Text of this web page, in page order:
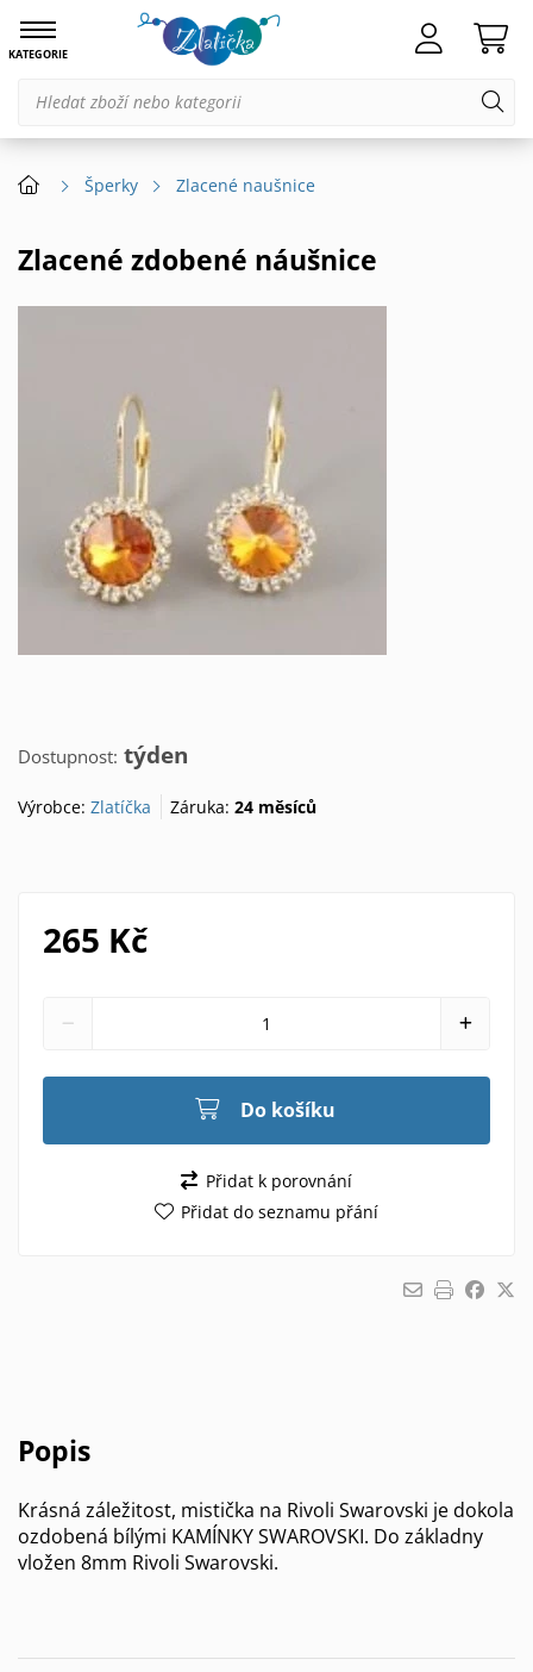
KATEGORIE
Šperky Zlacené naušnice
Zlacené zdobené náušnice
Dostupnost: týden
Výrobce: Zlatíčka Záruka:24 měsíců
265 Kč
Do košíku
Přidat k porovnání
Přidat do seznamu přání
Popis
Krásná záležitost, mistička na Rivoli Swarovski je dokola
ozdobená bílými KAMÍNKY SWAROVSKI. Do základny
vložen 8mm Rivoli Swarovski.